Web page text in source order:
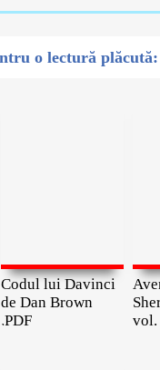
o lectură
Codul lui Davinci
de Dan Brown
.PDF
vol.